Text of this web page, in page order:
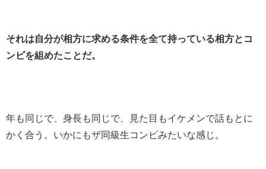
それは自分が相方に求める条件を全て持っている相方とコ
ンビを組めたことだ。
年も同じで、身長も同じで、見た目もイケメンで話もとに
かく合う。いかにもザ同級生コンビみたいな感じ。